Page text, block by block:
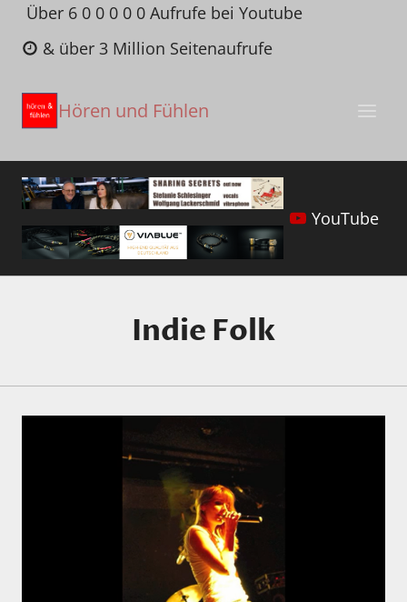
Zum
Inhalt
springen
Über 6 0 0 0 0 0 Aufrufe bei Youtube
& über 3 Million Seitenaufrufe
Hören und Fühlen
YouTube
Indie Folk